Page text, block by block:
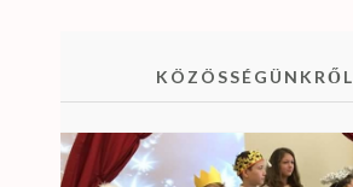
KÖZÖSSÉGÜNKRŐL